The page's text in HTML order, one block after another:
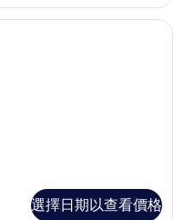
具、客房內保險箱、書桌、筆
選擇日期以查看價格